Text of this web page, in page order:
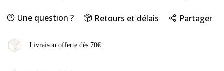
Une question ? Retours et délais Partager
Livraison offerte dès 70€